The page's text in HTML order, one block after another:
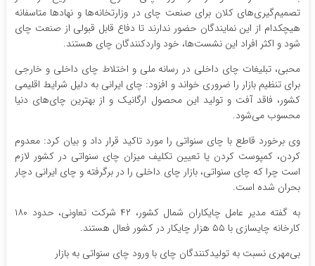
تصمیم‌گیری‌های کلان برای صنعت چای در وزارتخانه‌ها و نهادها متاسفانه
هیچکدام از این نمایندگان حضور ندارند تا دفاع قابل قبولی از صنعت چای
شود و اکثر افراد این نشست‌ها، خود واردکنندگان چای هستند.
محبی، تبلیغات چای داخلی در رسانه ملی و اختلاط چای داخلی و خارجی
برای تنظیم بازار را ضروری خواند و افزود: چای ایرانی به دلیل شرایط اقلیمی
کشور، فاقد آفت و تولید این محصول ارگانیک و از بهترین چای‌های دنیا
محسوب می‌شود.
وی برخورد قاطع با چای سنواتی را مورد تاکید قرار داد و بیان کرد: معدوم
کردن، کمپوست کردن یا تعیین تکلیف میزان چای سنواتی در کشور لازم
است چرا که چای سنواتی، بازار چای داخلی را در برگرفته و چای ایرانی دچار
بحران شده است.
به گفته مدیر عامل چایکاران شمال کشور، ۴۲ شرکت تعاونی، حدود ۱۸۰
کارخانه چایسازی با ۵۵ هزار چایکار در کشور فعال هستند.
بی‌مهری نسبت به تولیدکنندگان چای با ورود چای سنواتی به بازار